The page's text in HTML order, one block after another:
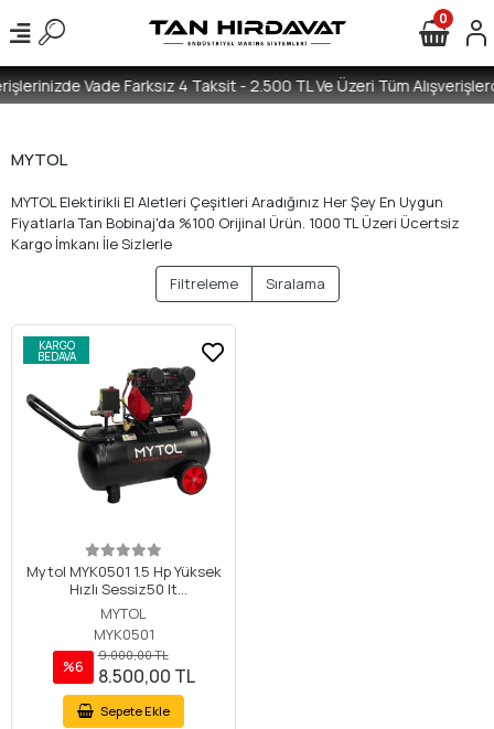
Vade Farksız 4 Taksit - 2.500 TL Ve Üzeri Tüm
0
MYTOL
MYTOL Elektirikli El Aletleri Çeşitleri Aradığınız Her Şey En Uygun
Fiyatlarla Tan Bobinaj'da %100 Orijinal Ürün. 1000 TL Üzeri Ücertsiz
Kargo İmkanı İle Sizlerle
Filtreleme
Sıralama
KARGO
BEDAVA
Mytol MYK0501 1.5 Hp Yüksek
Hızlı Sessiz50 lt
HavaKompresörü
MYTOL
MYK0501
%6
9.000,00 TL
8.500,00 TL
Sepete Ekle